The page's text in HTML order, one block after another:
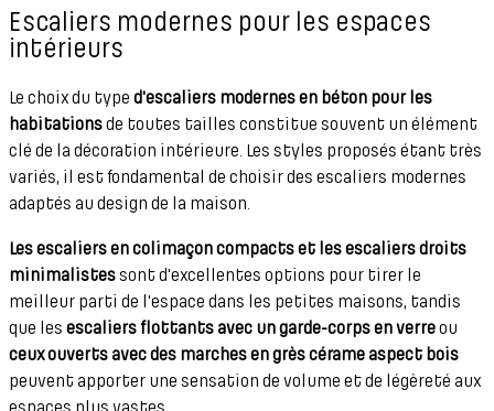
Escaliers modernes pour les espaces
intérieurs
Le choix du type d'escaliers modernes en béton pour les
habitationsde toutes tailles constitue souvent un élément
clé de la décoration intérieure. Les styles proposés étant très
variés, il est fondamental de choisir des escaliers modernes
adaptés au design de la maison.
Les escaliers en colimaçon compacts et les escaliers droits
minimalistessont d'excellentes options pour tirer le
meilleur parti de l'espace dans les petites maisons, tandis
que les escaliers flottants avec un garde-corps en verreou
ceux ouverts avec des marches en grès cérame aspect bois
peuvent apporter une sensation de volume et de légèreté aux